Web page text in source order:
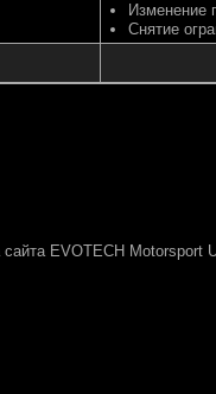
Изменение
Снятие